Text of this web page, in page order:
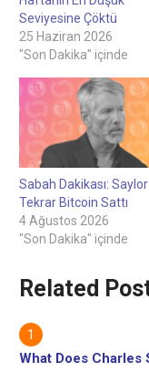
Seviyesine Çöktü
25 Haziran 2026
"Son Dakika" içinde
Sabah Dakikası: Saylor
Tekrar Bitcoin Sattı
4 Ağustos 2026
"Son Dakika" içinde
Related
What Does Charles